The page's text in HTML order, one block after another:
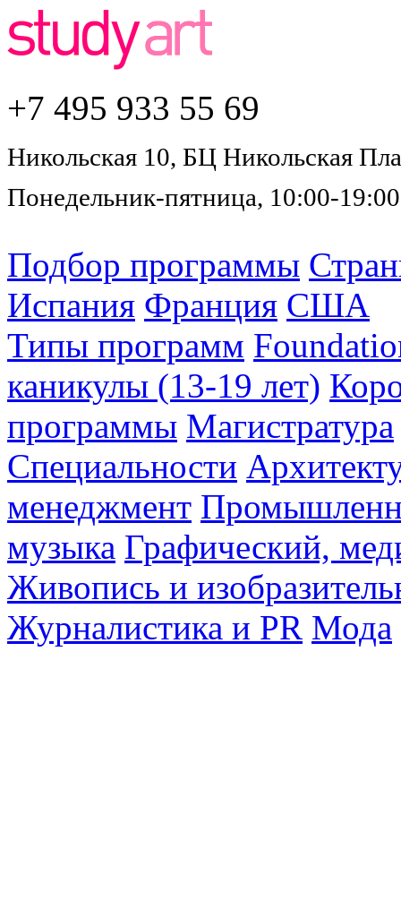
+7 495 933 55 69
Никольская 10, БЦ Никольская
Понедельник-пятница, 10:00-19:00
Подбор программы
Испания Франция США
Типы программ
каникулы (13-19 лет)
программы Магистратура
Специальности
менеджмент
музыка Графический,
Живопись и
Журналистика и PR Мода